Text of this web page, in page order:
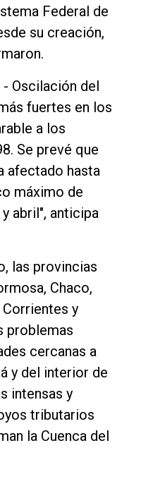
Federal de
su creación,
Oscilación del
fuertes en los
a los
Se prevé que
afectado hasta
máximo de
abril", anticipa
las provincias
Chaco,
Corrientes y
problemas
cercanas a
y del interior de
intensas y
tributarios
la Cuenca del